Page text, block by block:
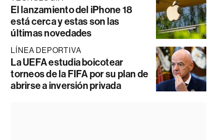
El lanzamiento del iPhone 18
está cerca y estas son las
últimas novedades
LÍNEA DEPORTIVA
La UEFA estudia boicotear
torneos de la FIFA por su plan de
abrirse a inversión privada